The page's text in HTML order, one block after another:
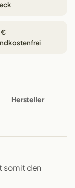
€
Hersteller
somit den